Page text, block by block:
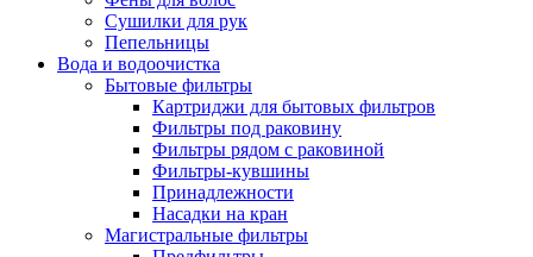
Сушилки для рук
Пепельницы
Вода и водоочистка
Бытовые фильтры
Картриджи для бытовых фильтров
Фильтры под раковину
Фильтры рядом с раковиной
Фильтры-кувшины
Принадлежности
Насадки на кран
Магистральные фильтры